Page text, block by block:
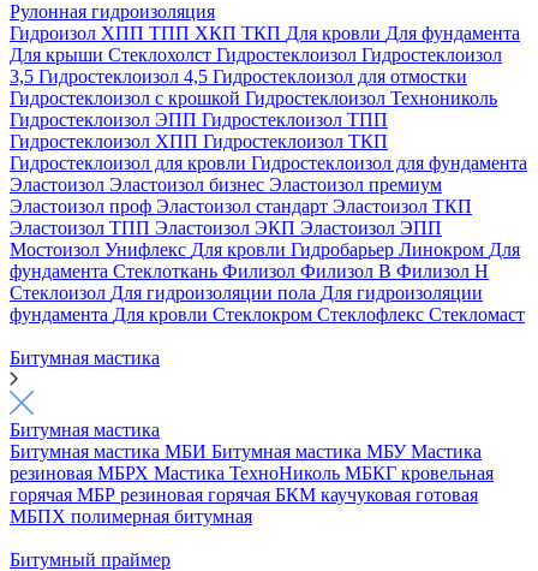
Рулонная гидроизоляция
Гидроизол ХПП ТПП ХКП ТКП Для кровли Для фундамента
Для крыши Стеклохолст Гидростеклоизол Гидростеклоизол
3,5 Гидростеклоизол 4,5 Гидростеклоизол для отмостки
Гидростеклоизол с крошкой Гидростеклоизол Технониколь
Гидростеклоизол ЭПП Гидростеклоизол ТПП
Гидростеклоизол ХПП Гидростеклоизол ТКП
Гидростеклоизол для кровли Гидростеклоизол для фундамента
Эластоизол Эластоизол бизнес Эластоизол премиум
Эластоизол проф Эластоизол стандарт Эластоизол ТКП
Эластоизол ТПП Эластоизол ЭКП Эластоизол ЭПП
Мостоизол Унифлекс Для кровли Гидробарьер Линокром Для
фундамента Стеклоткань Филизол Филизол В Филизол Н
Стеклоизол Для гидроизоляции пола Для гидроизоляции
фундамента Для кровли Стеклокром Стеклофлекс Стекломаст
Битумная мастика
Битумная мастика
Битумная мастика МБИ Битумная мастика МБУМастика
резиновая МБРХ Мастика ТехноНиколь МБКГ кровельная
горячая МБР резиновая горячая БКМ каучуковая готовая
МБПХ полимерная битумная
Битумный праймер